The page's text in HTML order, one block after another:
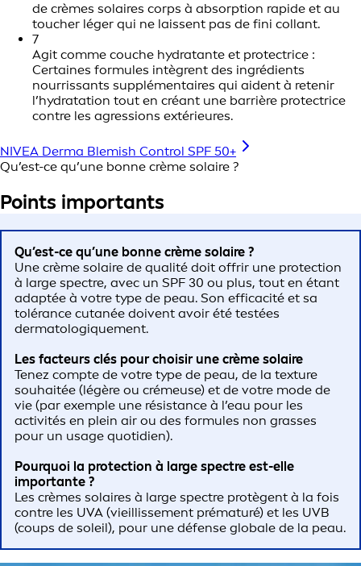
de crèmes solaires corps à absorption rapide et au
toucher léger qui ne laissent pas de fini collant.
7
Agit comme couche hydratante et protectrice :
Certaines formules intègrent des ingrédients
nourrissants supplémentaires qui aident à retenir
l’hydratation tout en créant une barrière protectrice
contre les agressions extérieures.
NIVEA Derma Blemish Control SPF 50+
Qu’est-ce qu’une bonne crème solaire ?
Points importants
Qu’est-ce qu’une bonne crème solaire ?
Une crème solaire de qualité doit offrir une protection
à large spectre, avec un SPF 30 ou plus, tout en étant
adaptée à votre type de peau. Son efficacité et sa
tolérance cutanée doivent avoir été testées
dermatologiquement.
Les facteurs clés pour choisir une crème solaire
Tenez compte de votre type de peau, de la texture
souhaitée (légère ou crémeuse) et de votre mode de
vie (par exemple une résistance à l’eau pour les
activités en plein air ou des formules non grasses
pour un usage quotidien).
Pourquoi la protection à large spectre est-elle
importante ?
Les crèmes solaires à large spectre protègent à la fois
contre les UVA (vieillissement prématuré) et les UVB
(coups de soleil), pour une défense globale de la peau.